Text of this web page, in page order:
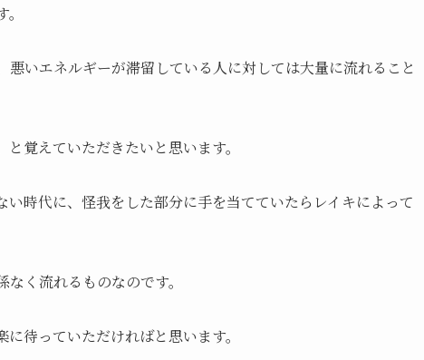
いエネルギーが滞留している人に対しては大量に流れること
覚えていただきたいと思います。
時代に、怪我をした部分に手を当てていたらレイキによって
く流れるものなのです。
待っていただければと思います。